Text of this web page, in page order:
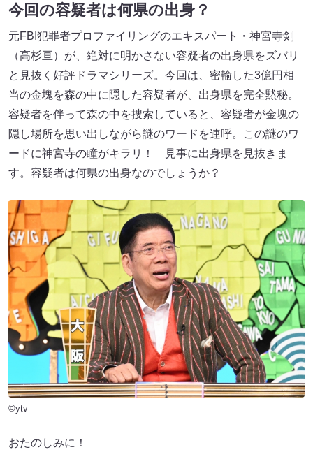
今回の容疑者は何県の出身？
元FBI犯罪者プロファイリングのエキスパート・神宮寺剣
（高杉亘）が、絶対に明かさない容疑者の出身県をズバリ
と見抜く好評ドラマシリーズ。今回は、密輸した3億円相
当の金塊を森の中に隠した容疑者が、出身県を完全黙秘。
容疑者を伴って森の中を捜索していると、容疑者が金塊の
隠し場所を思い出しながら謎のワードを連呼。この謎のワ
ードに神宮寺の瞳がキラリ！ 見事に出身県を見抜きま
す。容疑者は何県の出身なのでしょうか？
©ytv
おたのしみに！